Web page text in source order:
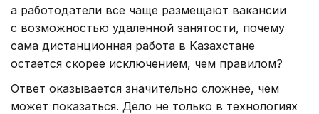
а работодатели все чаще размещают вакансии
с возможностью удаленной занятости, почему
сама дистанционная работа в Казахстане
остается скорее исключением, чем правилом?
Ответ оказывается значительно сложнее, чем
может показаться. Дело не только в технологиях